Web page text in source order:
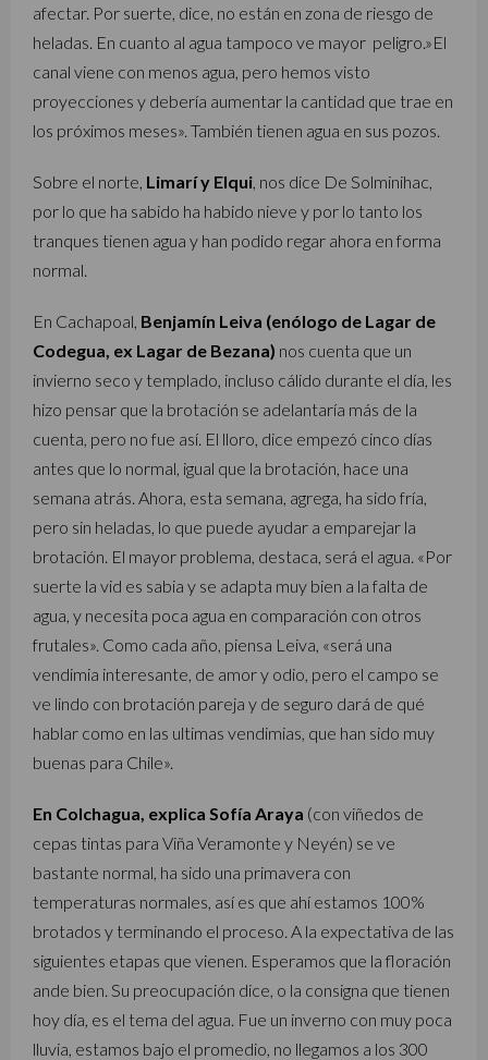
afectar. Por suerte, dice, no están en zona de riesgo de
heladas. En cuanto al agua tampoco ve mayor peligro.»El
canal viene con menos agua, pero hemos visto
proyecciones y debería aumentar la cantidad que trae en
los próximos meses». También tienen agua en sus pozos.
Sobre el norte, Limarí y Elqui , nos dice De Solminihac,
por lo que ha sabido ha habido nieve y por lo tanto los
tranques tienen agua y han podido regar ahora en forma
normal.
En Cachapoal, Benjamín Leiva (enólogo de Lagar de
Codegua, ex Lagar de Bezana) nos cuenta que un
invierno seco y templado, incluso cálido durante el día, les
hizo pensar que la brotación se adelantaría más de la
cuenta, pero no fue así. El lloro, dice empezó cinco días
antes que lo normal, igual que la brotación, hace una
semana atrás. Ahora, esta semana, agrega, ha sido fría,
pero sin heladas, lo que puede ayudar a emparejar la
brotación. El mayor problema, destaca, será el agua. «Por
suerte la vid es sabia y se adapta muy bien a la falta de
agua, y necesita poca agua en comparación con otros
frutales». Como cada año, piensa Leiva, «será una
vendimia interesante, de amor y odio, pero el campo se
ve lindo con brotación pareja y de seguro dará de qué
hablar como en las ultimas vendimias, que han sido muy
buenas para Chile».
En Colchagua, explica Sofía Araya (con viñedos de
cepas tintas para Viña Veramonte y Neyén) se ve
bastante normal, ha sido una primavera con
temperaturas normales, así es que ahí estamos 100%
brotados y terminando el proceso. A la expectativa de las
siguientes etapas que vienen. Esperamos que la floración
ande bien. Su preocupación dice, o la consigna que tienen
hoy día, es el tema del agua. Fue un inverno con muy poca
lluvia, estamos bajo el promedio, no llegamos a los 300